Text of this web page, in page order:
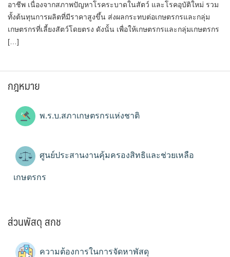
อาชีพ เนื่องจากสภาพปัญหาโรคระบาดในสัตว์ และโรคอุบัติใหม่ รวม
ทั้งต้นทุนการผลิตที่มีราคาสูงขึ้น ส่งผลกระทบต่อเกษตรกรและกลุ่ม
เกษตรกรที่เลี้ยงสัตว์โดยตรง ดังนั้น เพื่อให้เกษตรกรและกลุ่มเกษตรกร
[…]
กฎหมาย
พ.ร.บ.สภาเกษตรกรแห่งชาติ
ศูนย์ประสานงานคุ้มครองสิทธิและช่วยเหลือ
เกษตรกร
ส่วนพัสดุ สกช
ความต้องการในการจัดหาพัสดุ